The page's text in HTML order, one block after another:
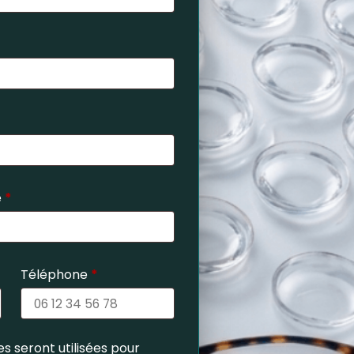
*
Téléphone *
seront utilisées pour